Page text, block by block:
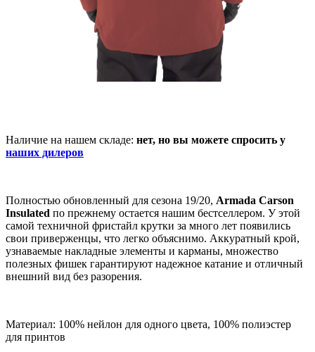
Наличие на нашем складе: нет, но вы можете спросить у
наших дилеров
Полностью обновленный для сезона 19/20, Armada Carson
Insulated по прежнему остается нашим бестселлером. У этой
самой техничной фристайл крутки за много лет появились
свои приверженцы, что легко объяснимо. Аккуратный крой,
узнаваемые накладные элементы и карманы, множество
полезных фишек гарантируют надежное катание и отличный
внешний вид без разорения.
Материал: 100% нейлон для одного цвета, 100% полиэстер
для принтов